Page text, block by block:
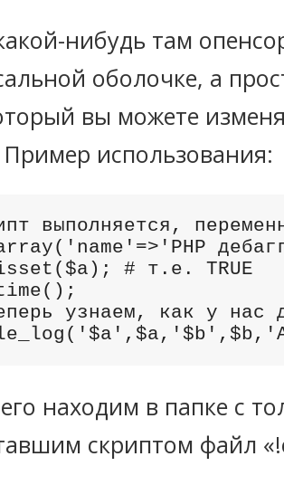
нибудь там
оболочке, а
вы можете
использования:
выполняется,
# т.е. TRUE
узнаем, как у нас
находим в папке с
скриптом файл